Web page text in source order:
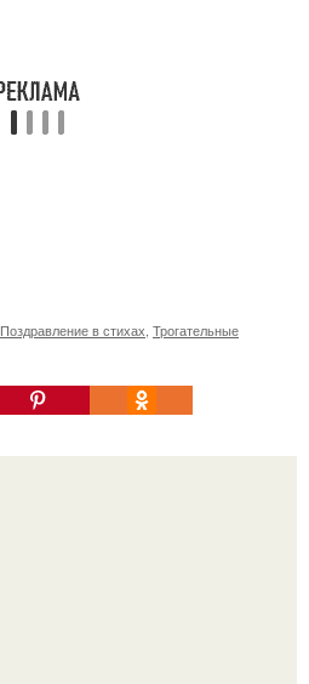
Поздравление в стихах Трогательные